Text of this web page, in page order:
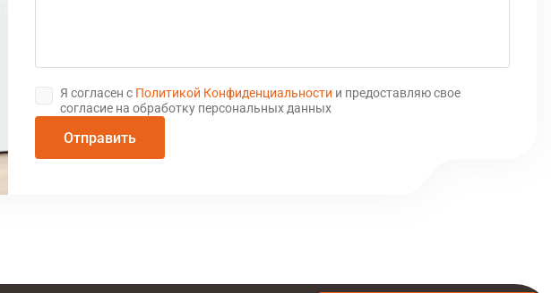
Я согласен с Политикой Конфиденциальности и предоставляю свое
согласие на обработку персональных данных
Отправить